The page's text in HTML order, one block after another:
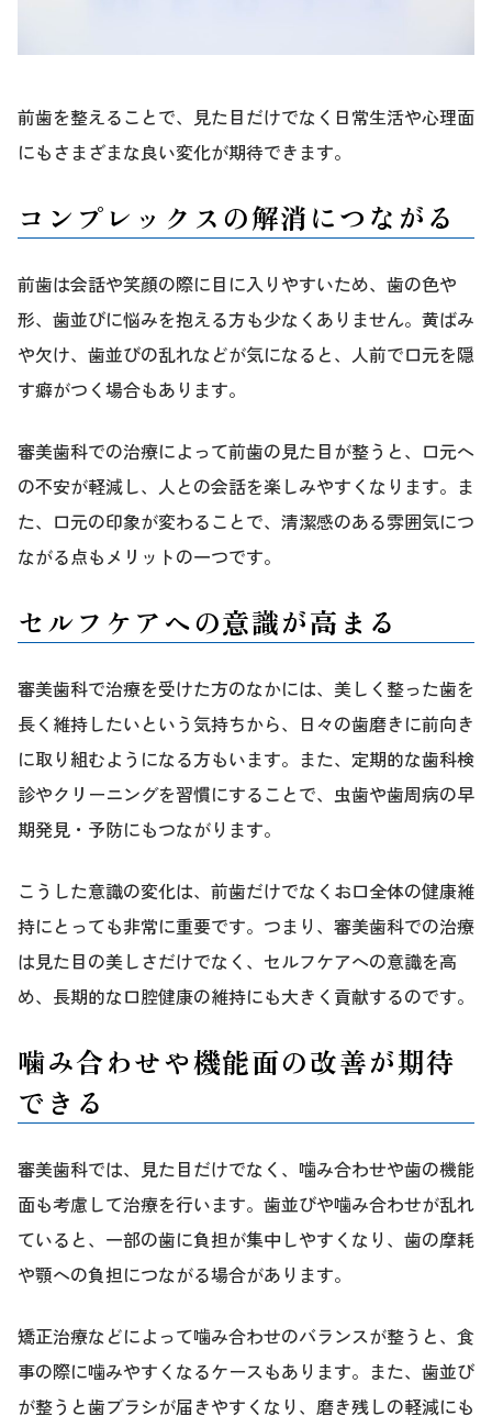
前歯を整えることで、見た目だけでなく日常生活や心理面
にもさまざまな良い変化が期待できます。
コンプレックスの解消につながる
前歯は会話や笑顔の際に目に入りやすいため、歯の色や
形、歯並びに悩みを抱える方も少なくありません。黄ばみ
や欠け、歯並びの乱れなどが気になると、人前で口元を隠
す癖がつく場合もあります。
審美歯科での治療によって前歯の見た目が整うと、口元へ
の不安が軽減し、人との会話を楽しみやすくなります。ま
た、口元の印象が変わることで、清潔感のある雰囲気につ
ながる点もメリットの一つです。
セルフケアへの意識が高まる
審美歯科で治療を受けた方のなかには、美しく整った歯を
長く維持したいという気持ちから、日々の歯磨きに前向き
に取り組むようになる方もいます。また、定期的な歯科検
診やクリーニングを習慣にすることで、虫歯や歯周病の早
期発見・予防にもつながります。
こうした意識の変化は、前歯だけでなくお口全体の健康維
持にとっても非常に重要です。つまり、審美歯科での治療
は見た目の美しさだけでなく、セルフケアへの意識を高
め、長期的な口腔健康の維持にも大きく貢献するのです。
噛み合わせや機能面の改善が期待
できる
審美歯科では、見た目だけでなく、噛み合わせや歯の機能
面も考慮して治療を行います。歯並びや噛み合わせが乱れ
ていると、一部の歯に負担が集中しやすくなり、歯の摩耗
や顎への負担につながる場合があります。
矯正治療などによって噛み合わせのバランスが整うと、食
事の際に噛みやすくなるケースもあります。また、歯並び
が整うと歯ブラシが届きやすくなり、磨き残しの軽減にも